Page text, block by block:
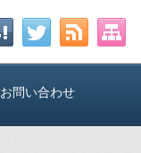
お問い合わせ